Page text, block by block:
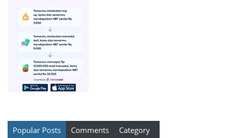
Popular Posts Comments Category